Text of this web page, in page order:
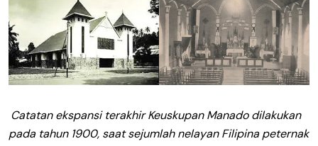
Catatan ekspansi terakhir Keuskupan Manado dilakukan
pada tahun 1900, saat sejumlah nelayan Filipina peternak